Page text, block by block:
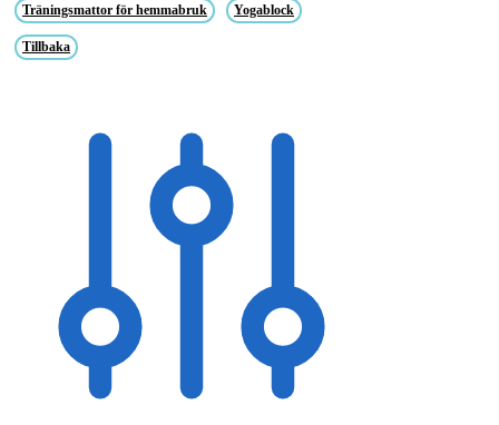
Träningsmattor för hemmabruk Yogablock
Tillbaka